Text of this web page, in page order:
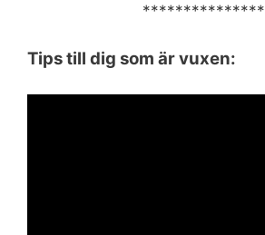
***************
Tips till dig som är vuxen: